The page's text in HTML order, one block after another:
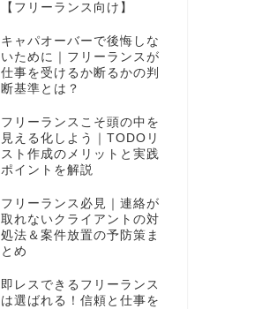
【フリーランス向け】
キャパオーバーで後悔しな
いために｜フリーランスが
仕事を受けるか断るかの判
断基準とは？
フリーランスこそ頭の中を
見える化しよう｜TODOリ
スト作成のメリットと実践
ポイントを解説
フリーランス必見｜連絡が
取れないクライアントの対
処法＆案件放置の予防策ま
とめ
即レスできるフリーランス
は選ばれる！信頼と仕事を